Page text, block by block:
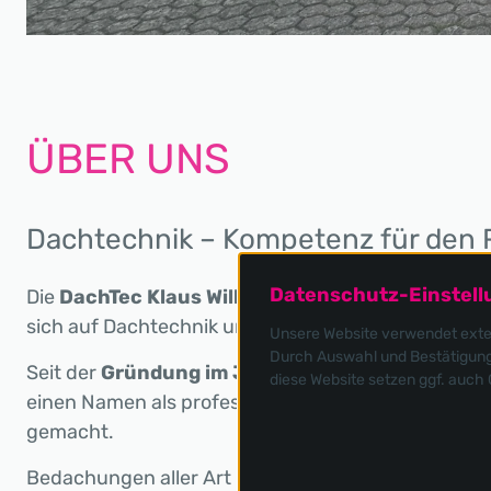
ÜBER UNS
Dachtechnik – Kompetenz für den
Die DachTec Klaus Wilhelm GmbHist ein
sich auf Dachtechnik und Bauklempnerei
Seit derGründung im Jahr 1991hat sich das
einen Namen als professioneller Service-Anbieter
gemacht.
Bedachungen aller Art in
Datenschutz-
Unsere Website verwendet
Durch Auswahl und
diese Website setzen ggf.